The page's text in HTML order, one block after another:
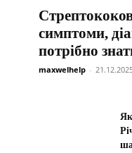
симптоми,
потрібно
maxwelhelp -